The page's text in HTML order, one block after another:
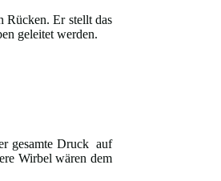
Rücken. Er stellt das
geleitet werden.
gesamte Druck auf
Wirbel wären dem